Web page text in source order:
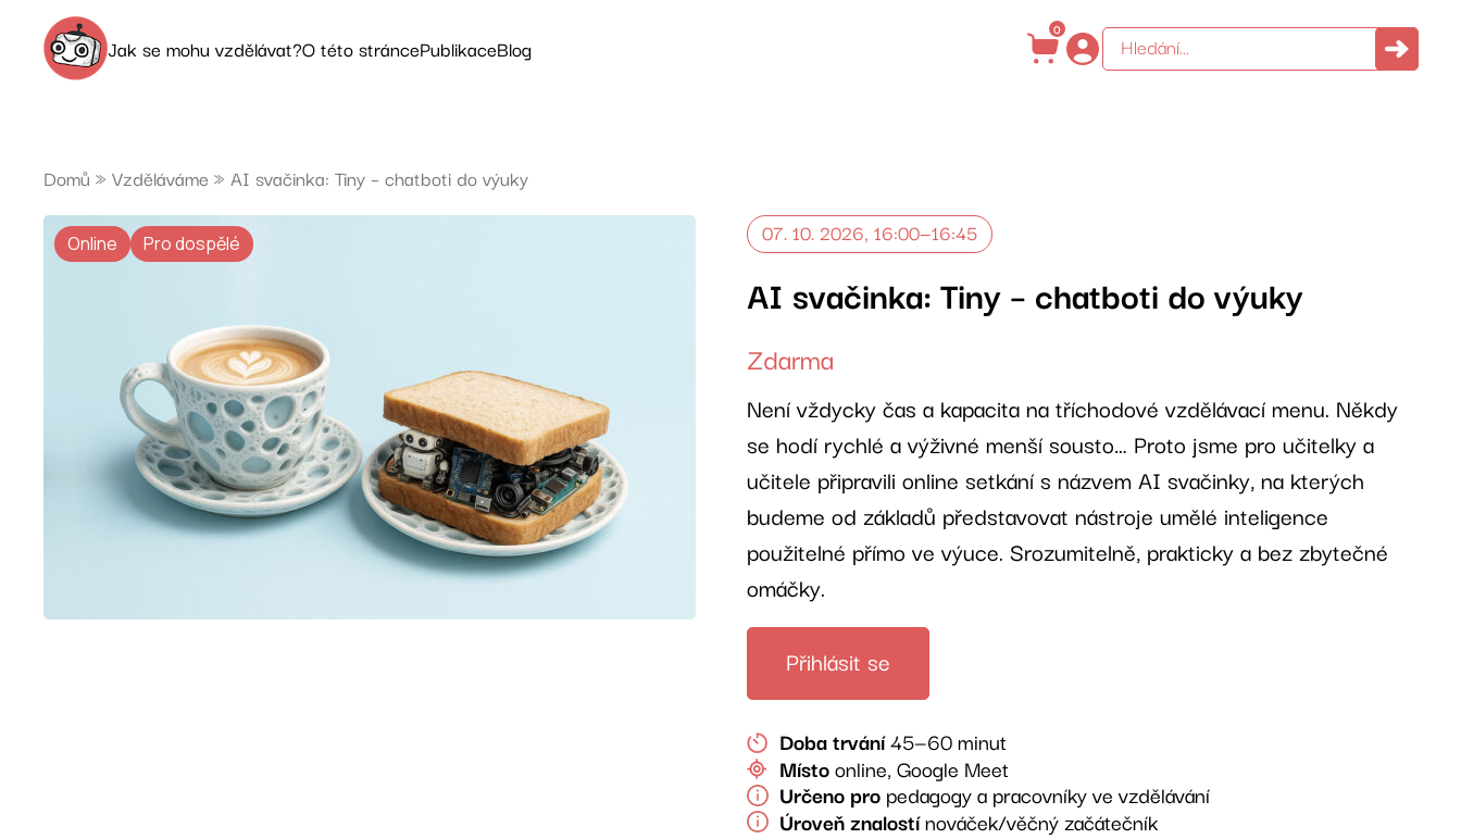
Jak se mohu vzdělávat?
Kalendář akcí
Objednejte si školení do sborovny
O této stránce
Obchodní podmínky
PublikaceBlog
0
Domů » Vzděláváme » AI svačinka: Tiny – chatboti do výuky
Online Pro dospělé 07. 10. 2026, 16:00—16:45
AI svačinka: Tiny – chatboti do výuky
Zdarma
Není vždycky čas a kapacita na tříchodové vzdělávací menu. Někdy
se hodí rychlé a výživné menší sousto… Proto jsme pro učitelky a
učitele připravili online setkání s názvem AI svačinky, na kterých
budeme od základů představovat nástroje umělé inteligence
použitelné přímo ve výuce. Srozumitelně, prakticky a bez zbytečné
omáčky.
Přihlásit se
Doba trvání45—60 minut
Místoonline, Google Meet
Určeno pro pedagogy a pracovníky ve vzdělávání
Úroveň znalostínováček/věčný začátečník